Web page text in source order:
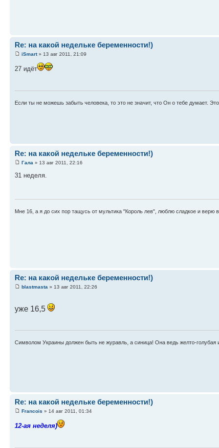
Re: на какой недельке беременности!)
iSmart» 13 авг 2011, 21:09
27 идёт
Если ты не можешь забыть человека, то это не значит, что Он о тебе думает.
Re: на какой недельке беременности!)
Гала » 13 авг 2011, 22:16
31 неделя.
Мне 16, а я до сих пор тащусь от мультика "Король лев", люблю сладкое и верю в
Re: на какой недельке беременности!)
blastmasta » 13 авг 2011, 22:26
уже 16,5
Символом Украины должен быть не журавль, а синица! Она ведь желто-голубая
Re: на какой недельке беременности!)
Francois » 14 авг 2011, 01:34
12-ая неделя)